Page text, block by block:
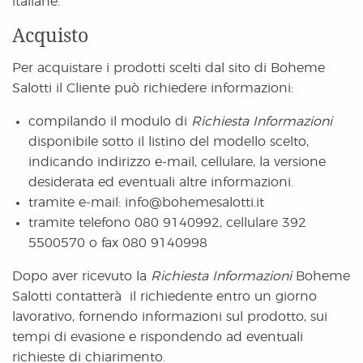
Acquisto
Per acquistare i prodotti scelti dal sito di Boheme
Salotti il Cliente può richiedere informazioni:
compilando il modulo di Richiesta Informazioni
disponibile sotto il listino del modello scelto,
indicando indirizzo e-mail, cellulare, la versione
desiderata ed eventuali altre informazioni.
tramite e-mail: info@bohemesalotti.it
tramite telefono 080 9140992, cellulare 392
5500570 o fax 080 9140998
Dopo aver ricevuto la Richiesta InformazioniBoheme
Salotti contatterà il richiedente entro un giorno
lavorativo, fornendo informazioni sul prodotto, sui
tempi di evasione e rispondendo ad eventuali
richieste di chiarimento.